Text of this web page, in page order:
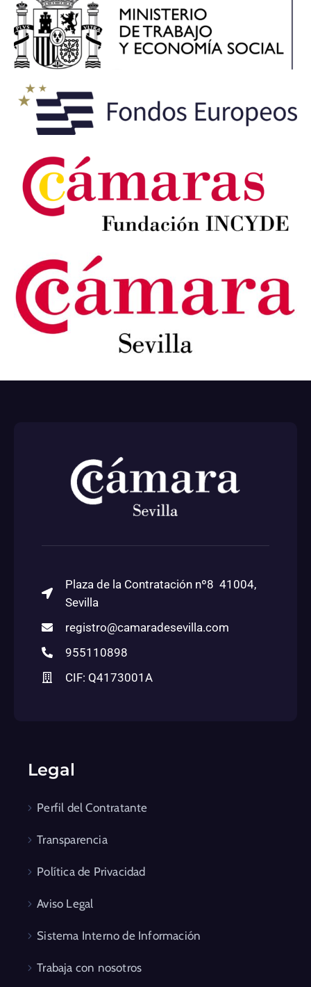
Plaza de la Contratación nº8 41004,
Sevilla
registro@camaradesevilla.com
955110898
CIF: Q4173001A
Legal
Perfil del Contratante
Transparencia
Política de Privacidad
Aviso Legal
Sistema Interno de Información
Trabaja con nosotros